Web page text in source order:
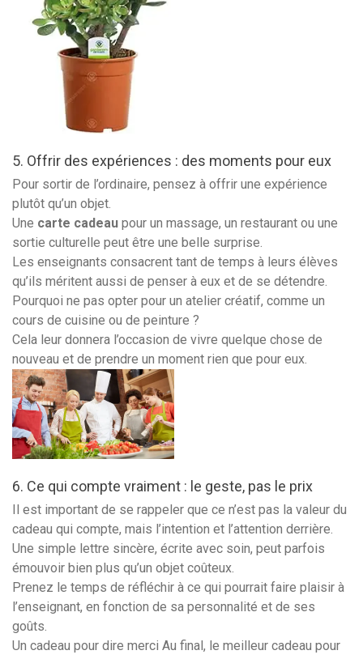
5. Offrir des expériences : des moments pour eux
Pour sortir de l’ordinaire, pensez à offrir une expérience
plutôt qu’un objet.
Une carte cadeau pour un massage, un restaurant ou une
sortie culturelle peut être une belle surprise.
Les enseignants consacrent tant de temps à leurs élèves
qu’ils méritent aussi de penser à eux et de se détendre.
Pourquoi ne pas opter pour un atelier créatif, comme un
cours de cuisine ou de peinture ?
Cela leur donnera l’occasion de vivre quelque chose de
nouveau et de prendre un moment rien que pour eux.
6. Ce qui compte vraiment : le geste, pas le prix
Il est important de se rappeler que ce n’est pas la valeur du
cadeau qui compte, mais l’intention et l’attention derrière.
Une simple lettre sincère, écrite avec soin, peut parfois
émouvoir bien plus qu’un objet coûteux.
Prenez le temps de réfléchir à ce qui pourrait faire plaisir à
l’enseignant, en fonction de sa personnalité et de ses
goûts.
Un cadeau pour dire merci Au final, le meilleur cadeau pour